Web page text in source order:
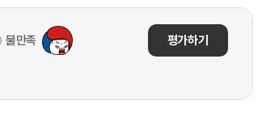
불만족 평가하기